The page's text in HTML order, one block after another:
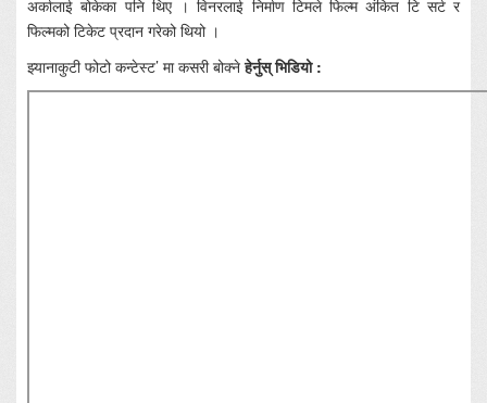
अर्कालाई बोकेका पनि थिए । विनरलाई निर्माण टिमले फिल्म अंकित टि सर्ट र
फिल्मको टिकेट प्रदान गरेको थियो ।
झ्यानाकुटी फोटो कन्टेस्ट’ मा कसरी बोक्नेहेर्नुस् भिडियो :